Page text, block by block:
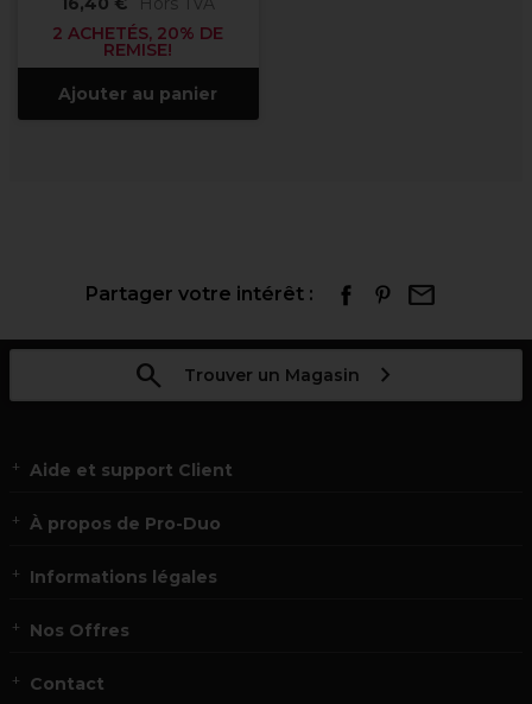
2 ACHETÉS, 20% DE
REMISE!
Ajouter au panier
Partager votre intérêt :
Trouver un Magasin
Aide et support Client
À propos de Pro-Duo
Informations légales
Nos Offres
Contact